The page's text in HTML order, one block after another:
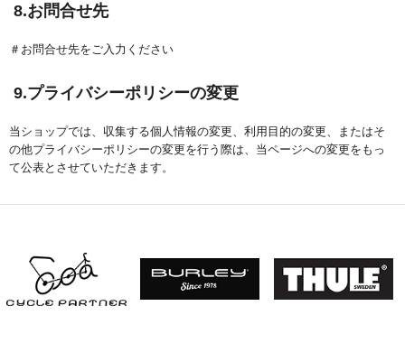
8.お問合せ先
＃お問合せ先をご入力ください
9.プライバシーポリシーの変更
当ショップでは、収集する個人情報の変更、利用目的の変更、またはそ
の他プライバシーポリシーの変更を行う際は、当ページへの変更をもっ
て公表とさせていただきます。